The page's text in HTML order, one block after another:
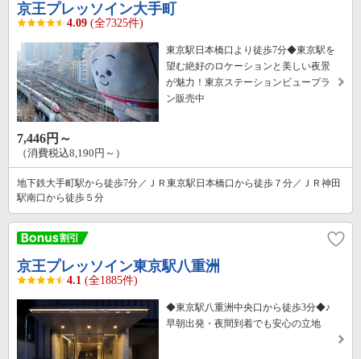
京王プレッソイン大手町
4.09 (全7325件)
東京駅日本橋口より徒歩7分◆東京駅を
望む絶好のロケーションと美しい夜景
が魅力！東京ステーションビュープラ
ン販売中
7,446円～
（消費税込8,190円～）
地下鉄大手町駅から徒歩7分／ＪＲ東京駅日本橋口から徒歩７分／ＪＲ神田
駅南口から徒歩５分
京王プレッソイン東京駅八重洲
4.1 (全1885件)
◆東京駅八重洲中央口から徒歩3分◆♪
早朝出発・夜間到着でも安心の立地